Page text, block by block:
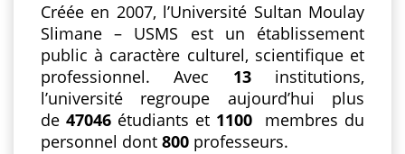
Créée en 2007, l’Université Sultan Moulay
Slimane – USMS est un établissement
public à caractère culturel, scientifique et
professionnel. Avec 13 institutions,
l’université regroupe aujourd’hui plus
de 47046 étudiants et 1100 membres du
personnel dont 800 professeurs.